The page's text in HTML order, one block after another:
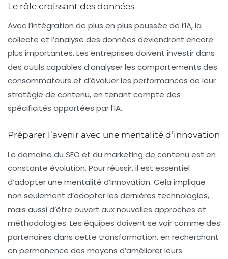
Le rôle croissant des données
Avec l’intégration de plus en plus poussée de l’IA, la
collecte et l’analyse des données deviendront encore
plus importantes. Les entreprises doivent investir dans
des outils capables d’analyser les comportements des
consommateurs et d’évaluer les performances de leur
stratégie de contenu, en tenant compte des
spécificités apportées par l’IA.
Préparer l’avenir avec une mentalité d’innovation
Le domaine du SEO et du marketing de contenu est en
constante évolution. Pour réussir, il est essentiel
d’adopter une mentalité d’innovation. Cela implique
non seulement d’adopter les dernières technologies,
mais aussi d’être ouvert aux nouvelles approches et
méthodologies. Les équipes doivent se voir comme des
partenaires dans cette transformation, en recherchant
en permanence des moyens d’améliorer leurs